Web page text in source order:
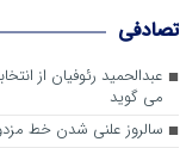
تصادفی
عبدالحمید رئوفیان از
می گوید
سالروز علنی شدن خط